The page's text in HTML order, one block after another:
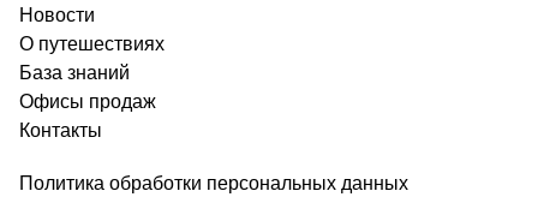
Новости
О путешествиях
База знаний
Офисы продаж
Контакты
Политика обработки персональных данных